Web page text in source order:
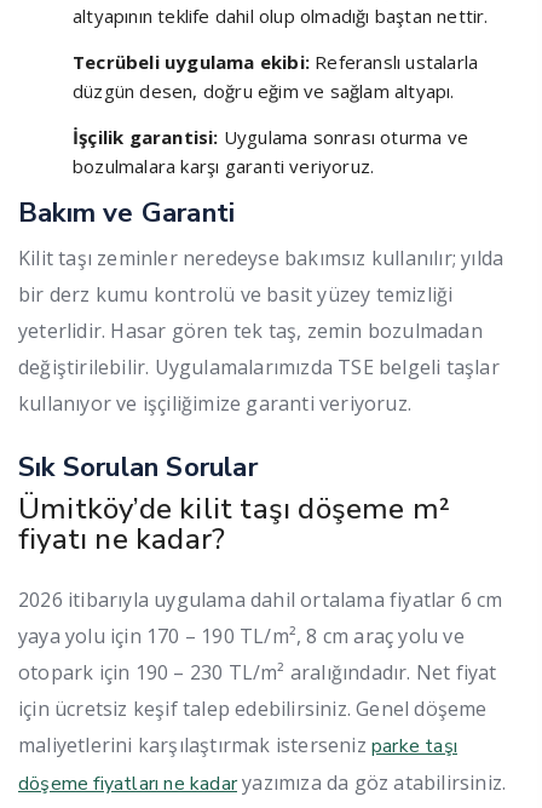
altyapının teklife dahil olup olmadığı baştan nettir.
Tecrübeli uygulama ekibi: Referanslı ustalarla
düzgün desen, doğru eğim ve sağlam altyapı.
İşçilik garantisi: Uygulama sonrası oturma ve
bozulmalara karşı garanti veriyoruz.
Bakım ve Garanti
Kilit taşı zeminler neredeyse bakımsız kullanılır; yılda
bir derz kumu kontrolü ve basit yüzey temizliği
yeterlidir. Hasar gören tek taş, zemin bozulmadan
değiştirilebilir. Uygulamalarımızda TSE belgeli taşlar
kullanıyor ve işçiliğimize garanti veriyoruz.
Sık Sorulan Sorular
Ümitköy’de kilit taşı döşeme m²
fiyatı ne kadar?
2026 itibarıyla uygulama dahil ortalama fiyatlar 6 cm
yaya yolu için 170 – 190 TL/m², 8 cm araç yolu ve
otopark için 190 – 230 TL/m² aralığındadır. Net fiyat
için ücretsiz keşif talep edebilirsiniz. Genel döşeme
maliyetlerini karşılaştırmak isterseniz parke taşı
döşeme fiyatları ne kadaryazımıza da göz atabilirsiniz.